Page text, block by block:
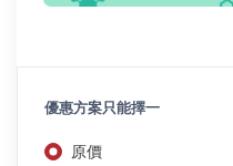
優惠方案只能擇一
原價